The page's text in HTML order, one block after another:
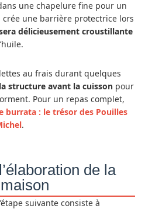
une chapelure fine pour un
crée une barrière protectrice lors
délicieusement croustillante
au frais durant quelques
structure avant la cuissonpour
Pour un repas complet,
burrata : le trésor des Pouilles
.
de la
suivante consiste à